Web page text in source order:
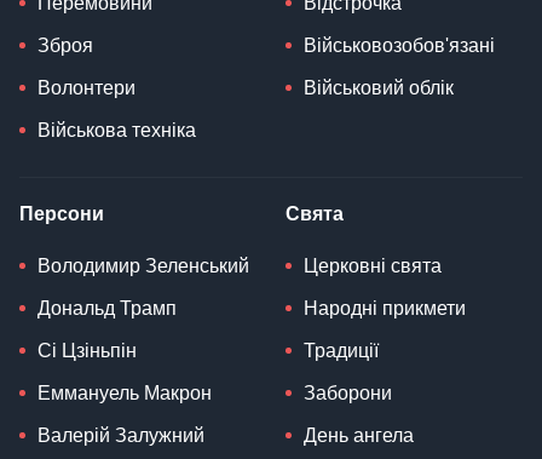
Зброя
Волонтери
Військова техніка
Військовозобов'язані
Військовий облік
Персони
Володимир Зеленський
Дональд Трамп
Сі Цзіньпін
Еммануель Макрон
Валерій Залужний
Свята
Церковні свята
Народні прикмети
Традиції
Заборони
День ангела